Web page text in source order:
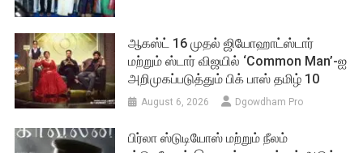
ஆகஸ்ட் 16 முதல் ஜியோஹாட்ஸ்டார்
மற்றும் ஸ்டார் விஜயில் ‘Common Man’-ஐ
அறிமுகப்படுத்தும் பிக் பாஸ் தமிழ் 10
August 6, 2026 Dgowdham Pro
பிர்லா ஸ்டுடியோஸ் மற்றும் நீலம்